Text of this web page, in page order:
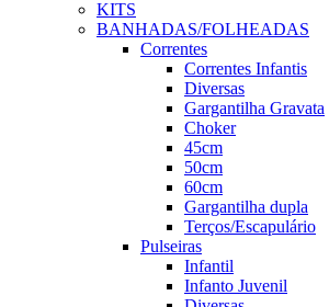
KITS
BANHADAS/FOLHEADAS
Correntes
Correntes Infantis
Diversas
Gargantilha Gravata
Choker
45cm
50cm
60cm
Gargantilha dupla
Terços/Escapulário
Pulseiras
Infantil
Infanto Juvenil